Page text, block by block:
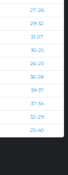
27-26
29-32
31-27
30-25
26-23
36-28
39-37
37-34
32-29
25-40